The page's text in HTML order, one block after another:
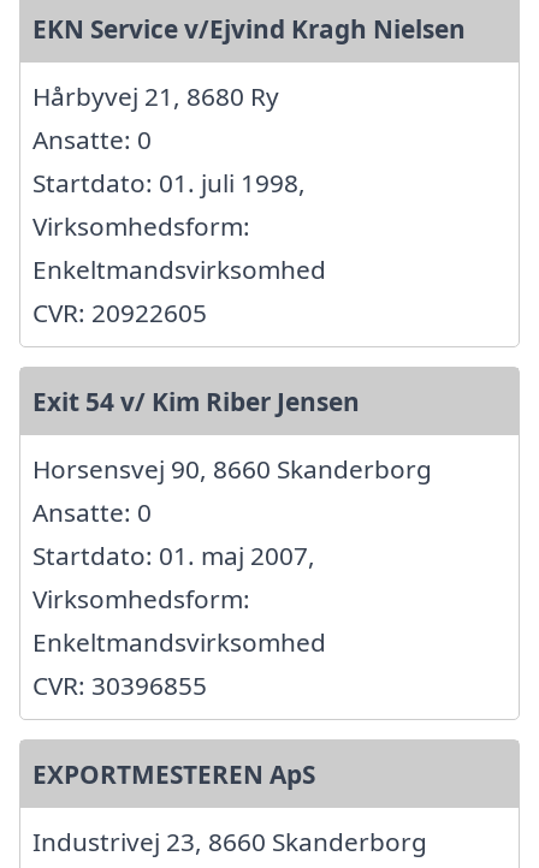
EKN Service v/Ejvind Kragh Nielsen
Hårbyvej 21, 8680 Ry
Ansatte: 0
Startdato: 01. juli 1998,
Virksomhedsform:
Enkeltmandsvirksomhed
CVR: 20922605
Exit 54 v/ Kim Riber Jensen
Horsensvej 90, 8660 Skanderborg
Ansatte: 0
Startdato: 01. maj 2007,
Virksomhedsform:
Enkeltmandsvirksomhed
CVR: 30396855
EXPORTMESTEREN ApS
Industrivej 23, 8660 Skanderborg